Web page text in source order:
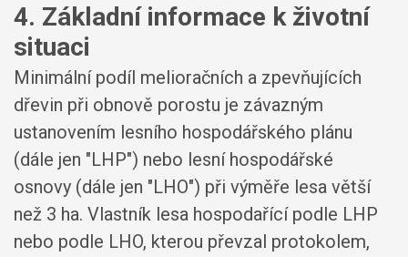
4. Základní informace k životní
situaci
Minimální podíl melioračních a zpevňujících
dřevin při obnově porostu je závazným
ustanovením lesního hospodářského plánu
(dále jen "LHP") nebo lesní hospodářské
osnovy (dále jen "LHO") při výměře lesa větší
než 3 ha. Vlastník lesa hospodařící podle LHP
nebo podle LHO, kterou převzal protokolem,